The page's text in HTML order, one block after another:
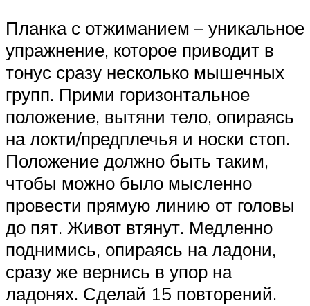
Планка с отжиманием – уникальное
упражнение, которое приводит в
тонус сразу несколько мышечных
групп. Прими горизонтальное
положение, вытяни тело, опираясь
на локти/предплечья и носки стоп.
Положение должно быть таким,
чтобы можно было мысленно
провести прямую линию от головы
до пят. Живот втянут. Медленно
поднимись, опираясь на ладони,
сразу же вернись в упор на
ладонях. Сделай 15 повторений.